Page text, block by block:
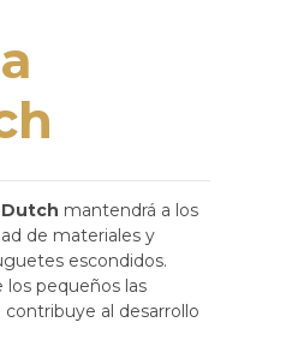
mantendrá a los
de materiales y
escondidos.
pequeños las
al desarrollo